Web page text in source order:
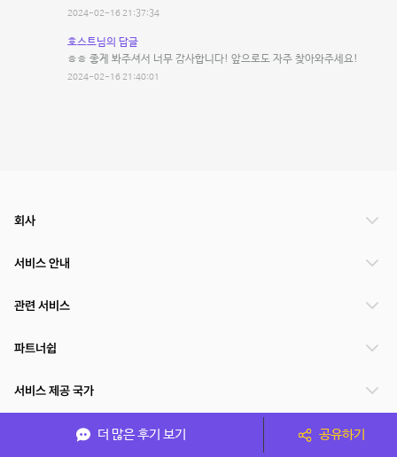
2024-02-16 21:37:34
호스트님의 답글
ㅎㅎ 좋게 봐주셔서 너무 감사합니다! 앞으로도 자주 찾아와주세요!
2024-02-16 21:40:01
더 많은 후기 보기 공유하기
회사
서비스 안내
관련 서비스
파트너쉽
서비스 제공 국가